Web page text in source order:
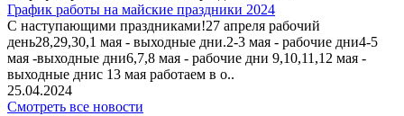
График работы на майские праздники 2024
С наступающими праздниками!27 апреля рабочий
день28,29,30,1 мая - выходные дни.2-3 мая - рабочие дни4-5
мая -выходные дни6,7,8 мая - рабочие дни 9,10,11,12 мая -
выходные днис 13 мая работаем в о..
25.04.2024
Смотреть все новости